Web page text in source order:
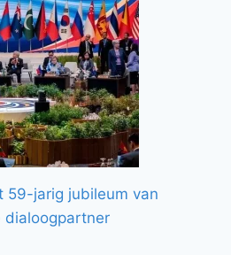
59-jarig jubileum van
dialoogpartner